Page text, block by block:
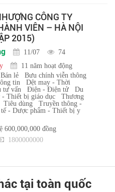
CÔNG TY
VIÊN – HÀ NỘI
2015)
11/07
74
11 năm hoạt động
lẻ
Bưu chính viễn thông
tin
Dệt may - Thời
tư vấn Điện - Điện tử
Du
- Thiết bị giáo dục
Thương
Tiêu dùng
Truyền thông -
- Dược phẩm - Thiết bị y
600,000,000 đồng
1800000000
tại toàn quốc